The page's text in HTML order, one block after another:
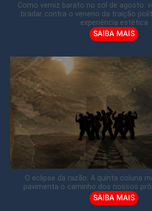
Como verniz barato no sol de agosto:
bradar contra o veneno da traição
experiência estética
SAIBA MAIS
O eclipse da razão: A quinta coluna
pavimenta o caminho dos nossos
SAIBA MAIS